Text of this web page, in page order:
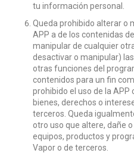
tu información personal.
Queda prohibido alterar o
APP a de los contenidas
manipular de cualquier
desactivar o manipular)
otras funciones del
contenidos para un fin
prohibido el uso de la APP
bienes, derechos o
terceros. Queda
otro uso que altere, dañe
equipos, productos y
Vapor o de terceros.